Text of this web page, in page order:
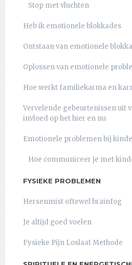
Stop met vluchten
Heb ik emotionele blokkades
Ontstaan van emotionele
Oplossen van emotionele
Hoe werkt familiekarma en
Vervelende gebeurtenissen uit
invloed op het hier en nu
Emotionele problemen bij
Hoe communiceer je met
FYSIEKE PROBLEMEN
Hersenmist oftewel brainfog
Je altijd goed voelen
Fysieke Pijn Loslaat Methode